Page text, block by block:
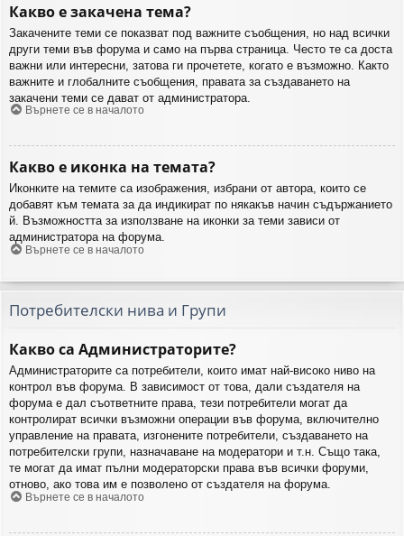
Какво е закачена тема?
Закачените теми се показват под важните съобщения, но над всички
други теми във форума и само на първа страница. Често те са доста
важни или интересни, затова ги прочетете, когато е възможно. Както
важните и глобалните съобщения, правата за създаването на
закачени теми се дават от администратора.
Върнете се в началото
Какво е иконка на темата?
Иконките на темите са изображения, избрани от автора, които се
добавят към темата за да индикират по някакъв начин съдържанието
й. Възможността за използване на иконки за теми зависи от
администратора на форума.
Върнете се в началото
Потребителски нива и Групи
Какво са Администраторите?
Администраторите са потребители, които имат най-високо ниво на
контрол във форума. В зависимост от това, дали създателя на
форума е дал съответните права, тези потребители могат да
контролират всички възможни операции във форума, включително
управление на правата, изгонените потребители, създаването на
потребителски групи, назначаване на модератори и т.н. Също така,
те могат да имат пълни модераторски права във всички форуми,
отново, ако това им е позволено от създателя на форума.
Върнете се в началото